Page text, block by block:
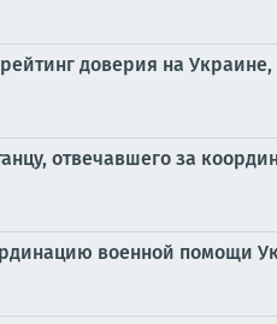
доверия на
отвечавшего за
военной помощи